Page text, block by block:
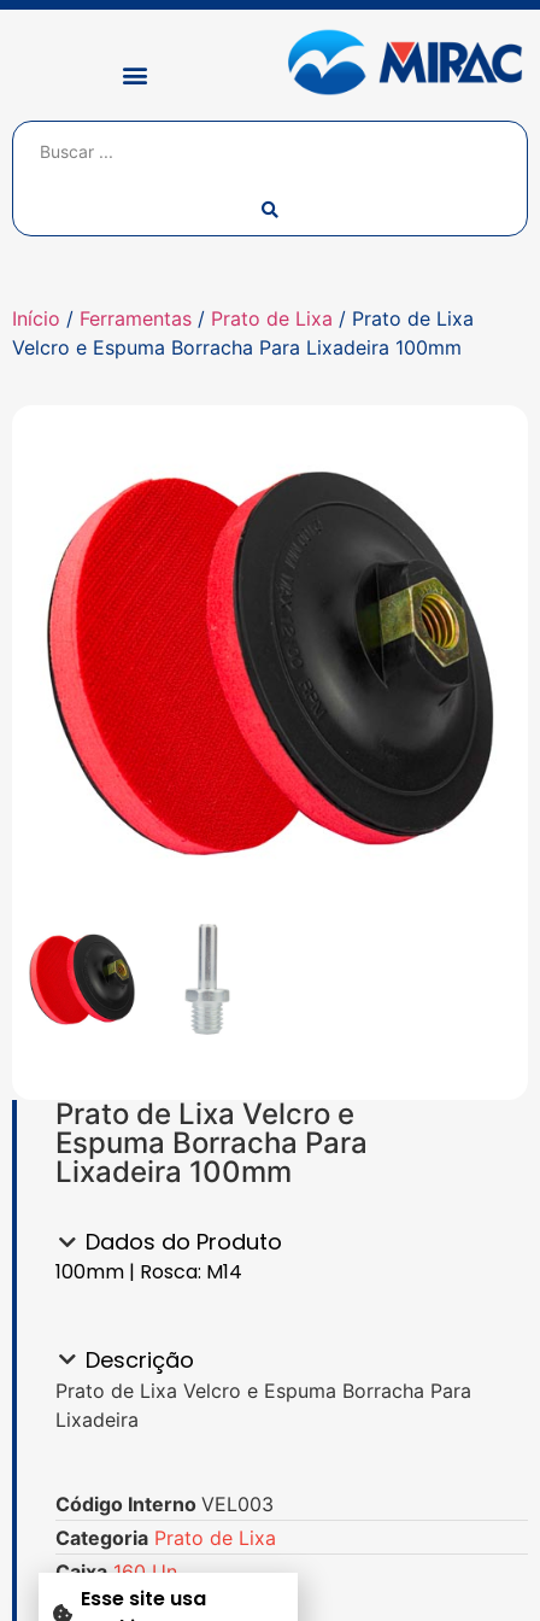
Início / Ferramentas / Prato de Lixa / Prato de Lixa
Velcro e Espuma Borracha Para Lixadeira 100mm
Prato de Lixa Velcro e
Espuma Borracha Para
Lixadeira 100mm
Dados do Produto
100mm | Rosca: M14
Descrição
Prato de Lixa Velcro e Espuma Borracha Para
Lixadeira
Código Interno VEL003
Categoria Prato de Lixa
Caixa 160 Un.
Esse site usa